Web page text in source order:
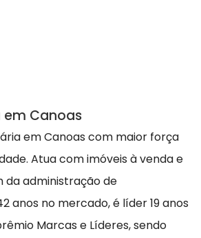
em Canoas
em Canoas com maior força
Atua com imóveis à venda e
da administração de
anos no mercado, é líder 19 anos
Marcas e Líderes, sendo